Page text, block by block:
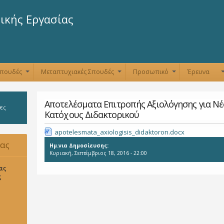
Εργασίας
Μεταπτυχιακές Σπουδές Προσωπικό Έρευνα
Αποτελέσματα Επιτροπής Αξιολόγησης για
Κατόχους Διδακτορικού
apotelesmata_axiologisis_didaktoron.docx
Ημ.νια Δημοσίευσης:
Κυριακή, Σεπτέμβριος 18, 2016 - 22:00